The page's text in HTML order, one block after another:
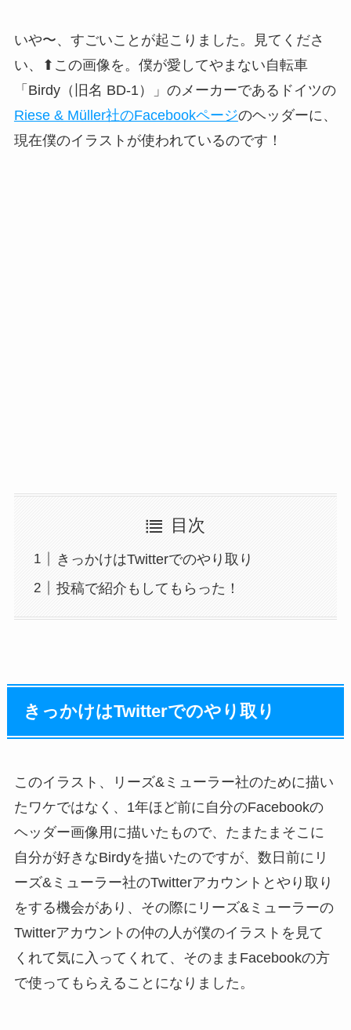
いや〜、すごいことが起こりました。見てくださ
い、⬆この画像を。僕が愛してやまない自転車
「Birdy（旧名 BD-1）」のメーカーであるドイツの
Riese & Müller社のFacebookページのヘッダーに、
現在僕のイラストが使われているのです！
目次
きっかけはTwitterでのやり取り
投稿で紹介もしてもらった！
きっかけはTwitterでのやり取り
このイラスト、リーズ&ミューラー社のために描い
たワケではなく、1年ほど前に自分のFacebookの
ヘッダー画像用に描いたもので、たまたまそこに
自分が好きなBirdyを描いたのですが、数日前にリ
ーズ&ミューラー社のTwitterアカウントとやり取り
をする機会があり、その際にリーズ&ミューラーの
Twitterアカウントの仲の人が僕のイラストを見て
くれて気に入ってくれて、そのままFacebookの方
で使ってもらえることになりました。